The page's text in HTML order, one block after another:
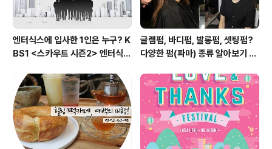
엔터식스에 입사한 1인은 누구? K
BS1 <스카우트 시즌2> 엔터식스
글램펌, 바디펌, 발롱펌, 셋팅펌?
다양한 펌(파마) 종류 알아보기 여